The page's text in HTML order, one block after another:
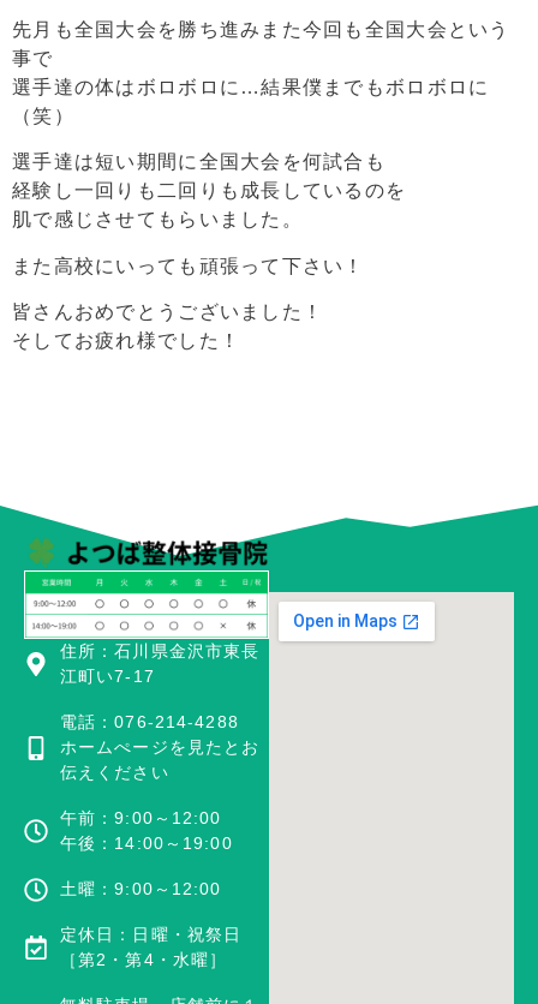
先月も全国大会を勝ち進みまた今回も全国大会という
事で
選手達の体はボロボロに…結果僕までもボロボロに
（笑）
選手達は短い期間に全国大会を何試合も
経験し一回りも二回りも成長しているのを
肌で感じさせてもらいました。
また高校にいっても頑張って下さい！
皆さんおめでとうございました！
そしてお疲れ様でした！
住所：石川県金沢市東長
江町い7-17
電話：076-214-4288
ホームぺージを見たとお
伝えください
午前：9:00～12:00
午後：14:00～19:00
土曜：9:00～12:00
定休日：日曜・祝祭日
［第2・第4・水曜］